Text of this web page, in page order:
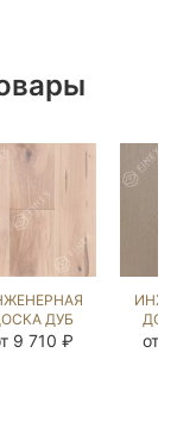
ДУБ
9 710 ₽ от